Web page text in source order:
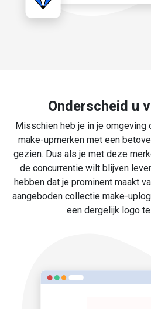
Onderscheid u
Misschien heb je in je omgeving
make-upmerken met een
gezien. Dus als je met deze
de concurrentie wilt blijven
hebben dat je prominent maakt
aangeboden collectie make-
een dergelijk logo